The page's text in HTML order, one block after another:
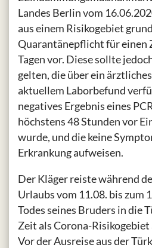
Landes Berlin vom
aus einem Risikogebiet
Quarantänepflicht für einen
Tagen vor. Diese sollte
gelten, die über ein
aktuellem Laborbefund
negatives Ergebnis eines
höchstens 48 Stunden vor
wurde, und die keine
Erkrankung aufweisen.
Der Kläger reiste während
Urlaubs vom 11.08. bis zum
Todes seines Bruders in die
Zeit als Corona-Risikogebiet
Vor der Ausreise aus der